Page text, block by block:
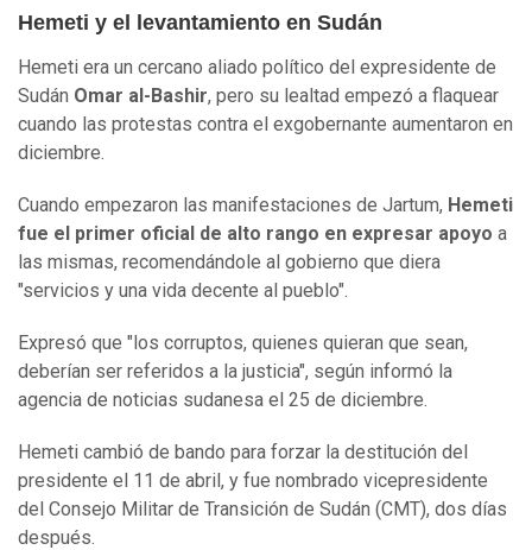
Hemeti y el levantamiento en Sudán
Hemeti era un cercano aliado político del expresidente de
Sudán Omar al-Bashir, pero su lealtad empezó a flaquear
cuando las protestas contra el exgobernante aumentaron en
diciembre.
Cuando empezaron las manifestaciones de Jartum, Hemeti
fue el primer oficial de alto rango en expresar apoyo a
las mismas, recomendándole al gobierno que diera
"servicios y una vida decente al pueblo".
Expresó que "los corruptos, quienes quieran que sean,
deberían ser referidos a la justicia", según informó la
agencia de noticias sudanesa el 25 de diciembre.
Hemeti cambió de bando para forzar la destitución del
presidente el 11 de abril, y fue nombrado vicepresidente
del Consejo Militar de Transición de Sudán (CMT), dos días
después.